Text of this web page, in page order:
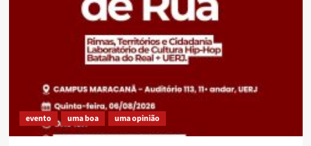
evento uma boa uma opinião